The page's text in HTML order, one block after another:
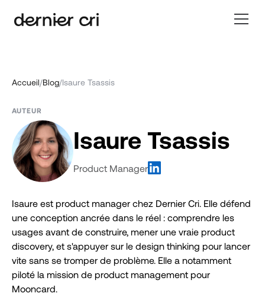
Accueil/Blog/Isaure Tsassis
AUTEUR
Isaure Tsassis
Product Manager
Isaure est product manager chez Dernier Cri. Elle défend
une conception ancrée dans le réel : comprendre les
usages avant de construire, mener une vraie product
discovery, et s'appuyer sur le design thinking pour lancer
vite sans se tromper de problème. Elle a notamment
piloté la mission de product management pour
Mooncard.